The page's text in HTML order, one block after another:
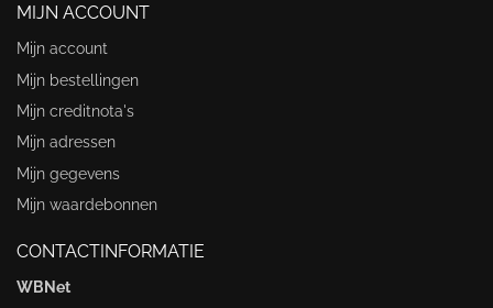
MIJN ACCOUNT
Mijn account
Mijn bestellingen
Mijn creditnota's
Mijn adressen
Mijn gegevens
Mijn waardebonnen
CONTACTINFORMATIE
WBNet